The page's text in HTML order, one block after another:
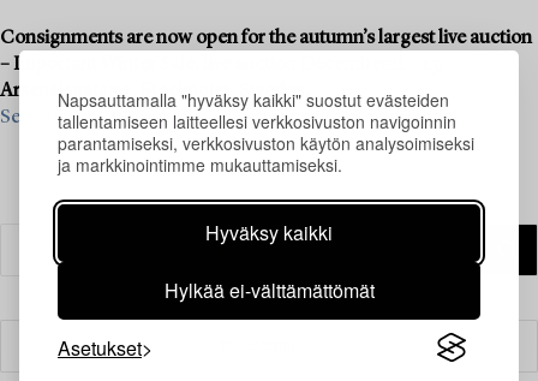
Napsauttamalla "hyväksy kaikki" suostut evästeiden
tallentamiseen laitteellesi verkkosivuston navigoinnin
parantamiseksi, verkkosivuston käytön analysoimiseksi
ja markkinointimme mukauttamiseksi.
Hyväksy kaikki
Hylkää ei-välttämättömät
Asetukset
Consignments are now open for the autumn’s largest live auction
– Important Winter Sale, live auction December 11 – 13,
Arsenalsgatan 2, Stockholm, Sweden.
See what we are looking for & contact us for a valuation>